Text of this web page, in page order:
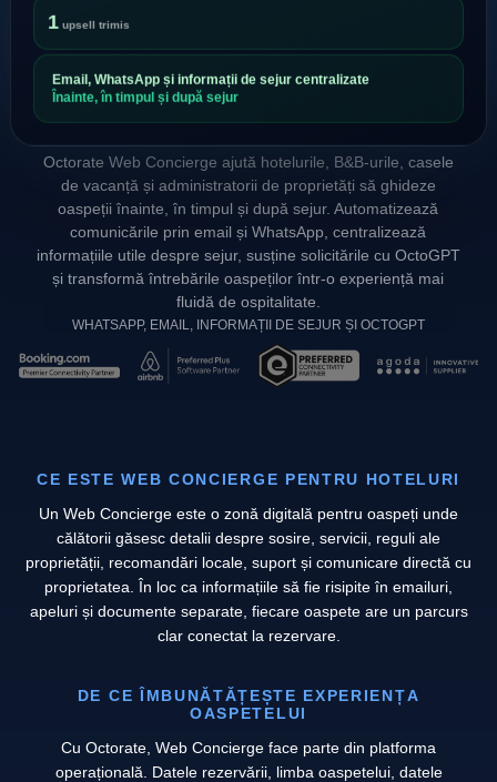
Octorate Web Concierge ajută hotelurile, B&B-urile, casele
de vacanță și administratorii de proprietăți să ghideze
oaspeții înainte, în timpul și după sejur. Automatizează
comunicările prin email și WhatsApp, centralizează
informațiile utile despre sejur, susține solicitările cu OctoGPT
și transformă întrebările oaspeților într-o experiență mai
fluidă de ospitalitate.
1 upsell trimis
Email, WhatsApp și informații de sejur centralizate
Înainte, în timpul și după sejur
WHATSAPP, EMAIL, INFORMAȚII DE SEJUR ȘI OCTOGPT
CE ESTE WEB CONCIERGE PENTRU HOTELURI
Un Web Concierge este o zonă digitală pentru oaspeți unde
călătorii găsesc detalii despre sosire, servicii, reguli ale
proprietății, recomandări locale, suport și comunicare directă cu
proprietatea. În loc ca informațiile să fie risipite în emailuri,
apeluri și documente separate, fiecare oaspete are un parcurs
clar conectat la rezervare.
DE CE ÎMBUNĂTĂȚEȘTE EXPERIENȚA
OASPETELUI
Cu Octorate, Web Concierge face parte din platforma
operațională. Datele rezervării, limba oaspetelui, datele